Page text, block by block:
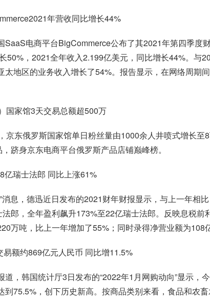
年营收同比增长44%
SaaS电商平台BigCommerce公布了其2021年第四季
50%，2021全年收入2.199亿美元，同比增长44%。
太地区的业务收入增长了54%。报告显示，在网络周
国家馆3天交易总额超500万
京东俄罗斯国家馆单日粉丝量由1000余人井喷式增长
跻身京东电商平台俄罗斯产品店铺巅峰榜。
亿瑞士法郎 同比上涨61%
消息，德迅近日发布的2021财年财报显示，与上一年
郎，全年盈利飙升173%至22亿瑞士法郎。反映息税
万吨，比上一年增加了55%；同时录得净营业额为108
额约869亿元人民币 同比增11.5%
道，韩国统计厅3日发布的“2022年1月网购动向”显示
到75.5%，创下历史新高。按商品类别来看，食品和农